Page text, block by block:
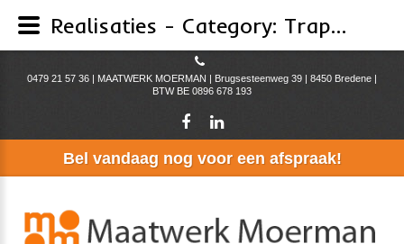
0479 21 57 36 | MAATWERK MOERMAN | Brugsesteenweg 39 | 8450 Bredene |
BTW BE 0896 678 193
Bel vandaag nog voor een afspraak!
Realisaties - Category: Trappen - Image: trap bamboe